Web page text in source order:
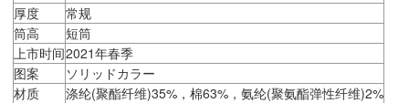
厚度
常规
筒高
短筒
上市时间2021年春季
图案
ソリッドカラー
材质
涤纶(聚酯纤维)35%，棉63%，氨纶(聚氨酯弹性纤维)2%